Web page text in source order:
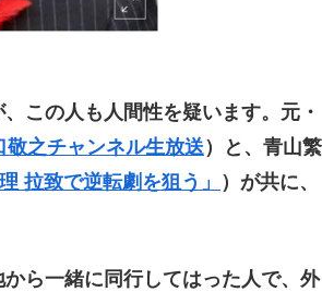
この人も人間性を疑います。元・
之チャンネル生放送）と、青山繁
拉致で逆転劇を狙う」 ）が共に、
ら一緒に同行してはった人で、外